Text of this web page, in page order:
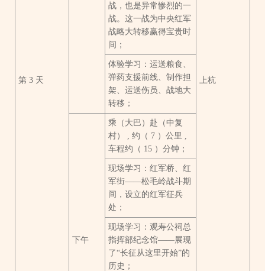
第 3 天 上杭
战，也是异常惨烈的一
战。这一战为中央红军
战略大转移赢得宝贵时
间；
体验学习：运送粮食、
弹药支援前线、制作担
架、运送伤员、战地大
转移；
下午
乘（大巴）赴（中复
村） , 约（ 7 ）公里 ,
车程约（ 15 ）分钟；
现场学习：红军桥、红
军街——松毛岭战斗期
间，设立的红军征兵
处；
现场学习：观寿公祠总
指挥部纪念馆——展现
了“长征从这里开始”的
历史；